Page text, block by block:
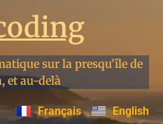
sur la presqu'île de
et au-delà
Français English